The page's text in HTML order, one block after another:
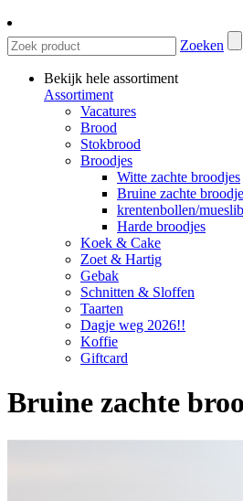
Zoeken
Bekijk hele assortiment
Assortiment
Vacatures
Brood
Stokbrood
Broodjes
Witte zachte broodjes
Bruine zachte
krentenbollen/
Harde broodjes
Koek & Cake
Zoet & Hartig
Gebak
Schnitten & Sloffen
Taarten
Dagje weg 2026!!
Koffie
Giftcard
Bruine zachte